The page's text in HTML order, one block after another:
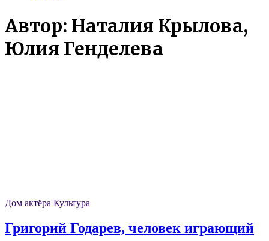
Автор: Наталия Крылова,
Юлия Генделева
Дом актёра Культура
Григорий Годарев, человек играющий